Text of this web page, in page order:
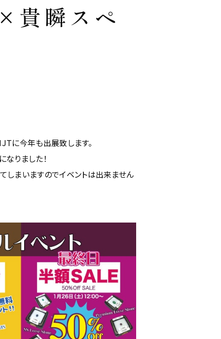
貴瞬スペ
に今年も出展致します。
りました！
しまいますのでイベントは出来ません